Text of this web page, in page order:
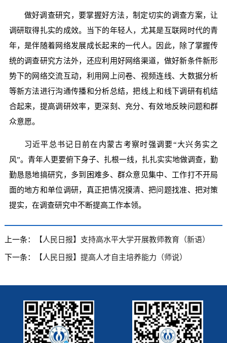
做好调查研究，要掌握好方法，制定切实的调查方案，让
调研取得扎实的成效。当下的年轻人，尤其是互联网时代的青
年，是伴随着网络发展成长起来的一代人。因此，除了掌握传
统的调查研究方法外，还应利用好网络渠道，做好新条件新形
势下的网络交流互动，利用网上问卷、视频连线、大数据分析
等新方法进行沟通传播和分析总结，把线上和线下调研有机结
合起来，提高调研效率，更深刻、充分、有效地反映问题和群
众意愿。
习近平总书记日前在内蒙古考察时强调要“大兴务实之
风”。青年人更要俯下身子、扎根一线，扎扎实实地做调查，勤
勤恳恳地搞研究，多到困难多、群众意见集中、工作打不开局
面的地方和单位调研，真正把情况摸清、把问题找准、把对策
提实，在调查研究中不断提高工作本领。
上一条： 【人民日报】支持高水平大学开展教师教育（新语）
下一条： 【人民日报】提高人才自主培养能力（师说）